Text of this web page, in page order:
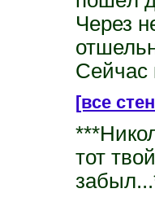
Через
Сейчас
[все
тот